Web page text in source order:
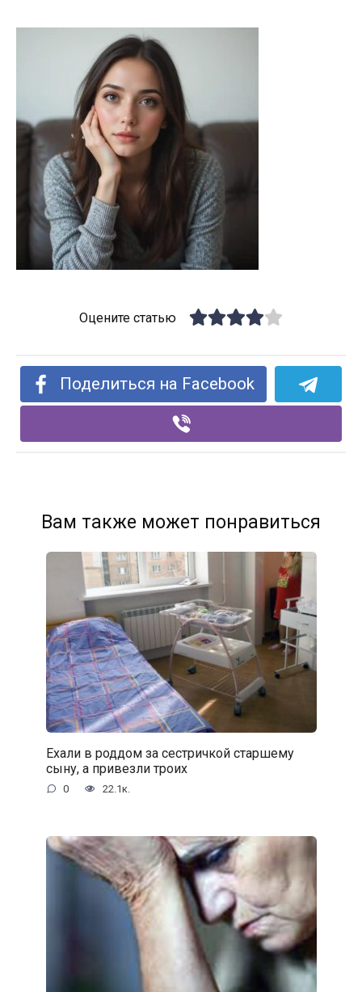
Оцените статью
Поделиться на Facebook
Вам также может понравиться
Ехали в роддом за сестричкой старшему
сыну, а привезли троих
0 22.1к.